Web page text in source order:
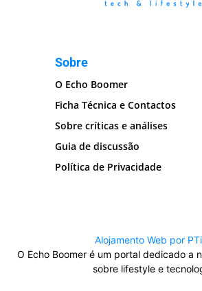
Sobre
O Echo Boomer
Ficha Técnica e Contactos
Sobre críticas e análises
Guia de discussão
Política de Privacidade
Alojamento Web por
O Echo Boomer é um portal dedicado a
sobre lifestyle e